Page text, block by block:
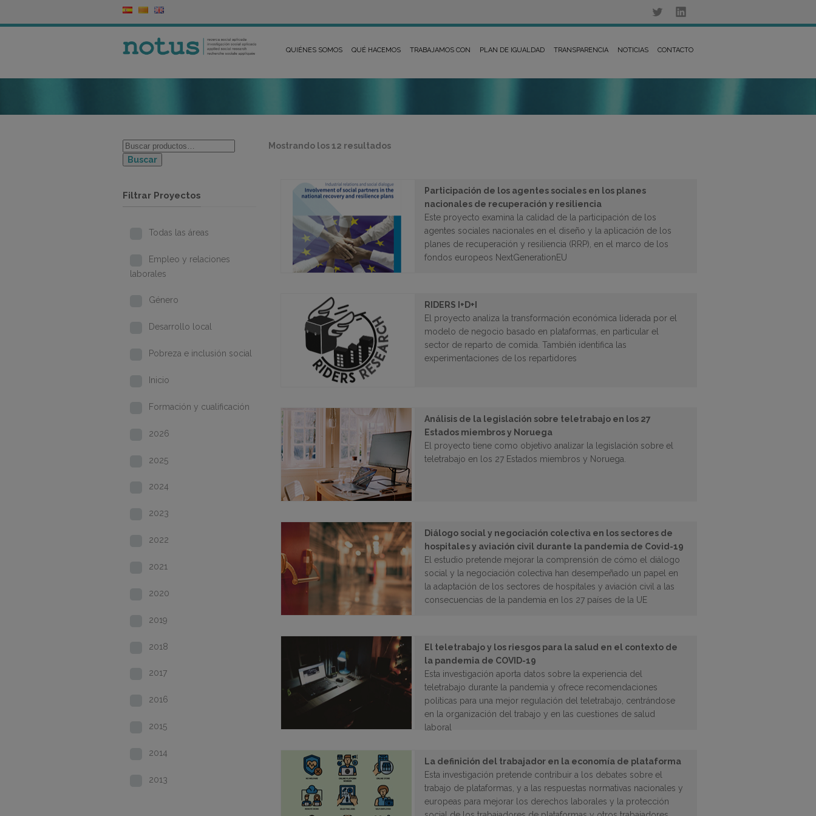
QUIÉNES SOMOS QUÉ HACEMOS TRABAJAMOS CON PLAN DE IGUALDAD TRANSPARENCIA NOTICIAS CONTACTO
Mostrando los 12 resultadosOrdenado
últimos
Participación de los agentes sociales en los planes
nacionales de recuperación y resiliencia
Este proyecto examina la calidad de la participación de los
agentes sociales nacionales en el diseño y la aplicación de los
planes de recuperación y resiliencia (RRP), en el marco de los
fondos europeos NextGenerationEU
RIDERS I+D+I
El proyecto analiza la transformación económica liderada por el
modelo de negocio basado en plataformas, en particular el
sector de reparto de comida. También identifica las
experimentaciones de los repartidores
Análisis de la legislación sobre teletrabajo en los 27
Estados miembros y Noruega
El proyecto tiene como objetivo analizar la legislación sobre el
teletrabajo en los 27 Estados miembros y Noruega.
Diálogo social y negociación colectiva en los sectores de
hospitales y aviación civil durante la pandemia de Covid-19
El estudio pretende mejorar la comprensión de cómo el diálogo
social y la negociación colectiva han desempeñado un papel en
la adaptación de los sectores de hospitales y aviación civil a las
consecuencias de la pandemia en los 27 países de la UE
El teletrabajo y los riesgos para la salud en el contexto de
la pandemia de COVID-19
Esta investigación aporta datos sobre la experiencia del
teletrabajo durante la pandemia y ofrece recomendaciones
políticas para una mejor regulación del teletrabajo, centrándose
en la organización del trabajo y en las cuestiones de salud
laboral
La definición del trabajador en la economía de plataforma
Esta investigación pretende contribuir a los debates sobre el
trabajo de plataformas, y a las respuestas normativas nacionales y
europeas para mejorar los derechos laborales y la protección
Buscar
Filtrar Proyectos
Todas las áreas
Empleo y relaciones
laborales
Género
Desarrollo local
Pobreza e inclusión social
Inicio
Formación y cualificación
2026
2025
2024
2023
2022
2021
2020
2019
2018
2017
2016
2015
2014
2013